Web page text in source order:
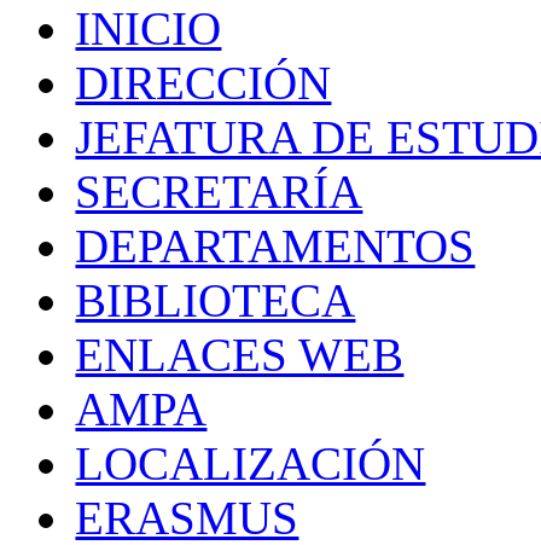
INICIO
DIRECCIÓN
JEFATURA DE
SECRETARÍA
DEPARTAMENTOS
BIBLIOTECA
ENLACES WEB
AMPA
LOCALIZACIÓN
ERASMUS